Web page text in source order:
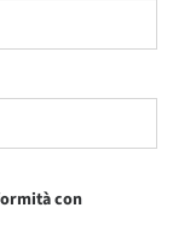
con